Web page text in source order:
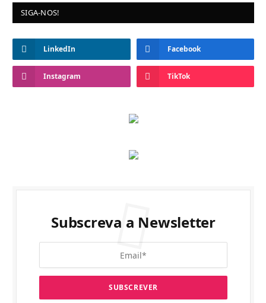
SIGA-NOS!
LinkedIn Facebook
Instagram TikTok
Subscreva a Newsletter